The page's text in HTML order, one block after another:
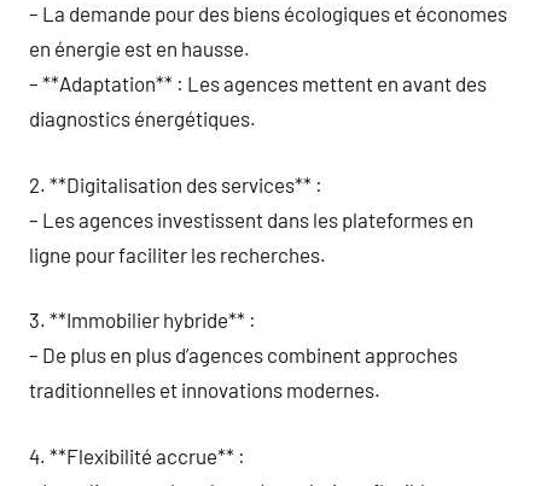
– La demande pour des biens écologiques et économes
en énergie est en hausse.
– **Adaptation** : Les agences mettent en avant des
diagnostics énergétiques.
2. **Digitalisation des services** :
– Les agences investissent dans les plateformes en
ligne pour faciliter les recherches.
3. **Immobilier hybride** :
– De plus en plus d’agences combinent approches
traditionnelles et innovations modernes.
4. **Flexibilité accrue** :